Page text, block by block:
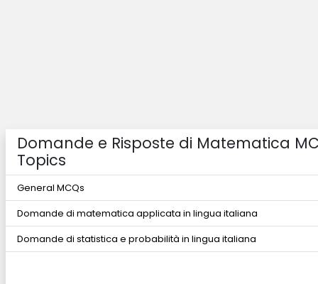
Domande e Risposte di Matematica
Topics
General MCQs
Domande di matematica applicata in lingua italiana
Domande di statistica e probabilità in lingua italiana